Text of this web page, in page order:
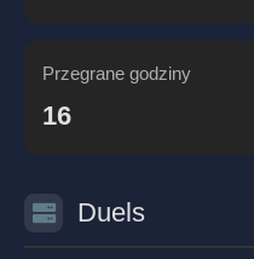
Przegrane godziny
16
Duels